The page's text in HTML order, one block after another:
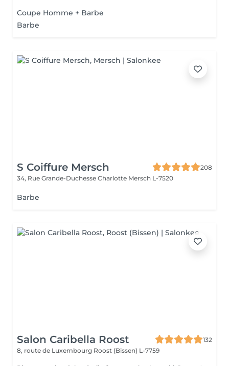
Coupe Homme + Barbe
Barbe
S Coiffure Mersch
208
34, Rue Grande-Duchesse Charlotte Mersch L-7520
Barbe
Salon Caribella Roost
132
8, route de Luxembourg Roost (Bissen) L-7759